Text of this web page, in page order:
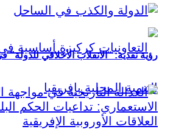
رؤية نقدية: “الانقلاب الأخلاقي